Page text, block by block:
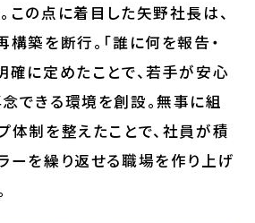
この点に着目した矢野社長は、
構築を断行。「誰に何を報告・
確に定めたことで、若手が安心
できる環境を創設。無事に組
体制を整えたことで、社員が積
ーを繰り返せる職場を作り上げ